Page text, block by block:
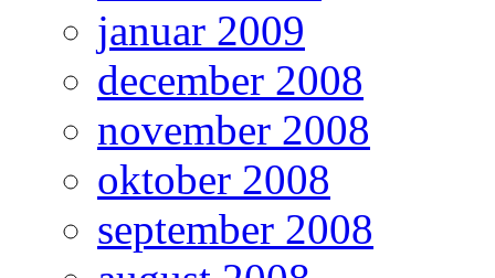
januar 2009
december 2008
november 2008
oktober 2008
september 2008